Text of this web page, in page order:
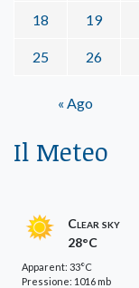
18 19
25 26
« Ago
Il Meteo
Clear sky
28°C
Apparent: 33°C
Pressione: 1016 mb